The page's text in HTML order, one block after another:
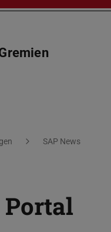
SAP News
Portal